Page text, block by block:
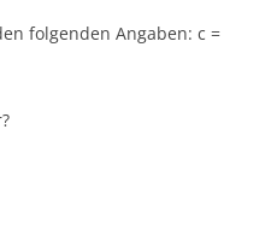
folgenden Angaben: c =